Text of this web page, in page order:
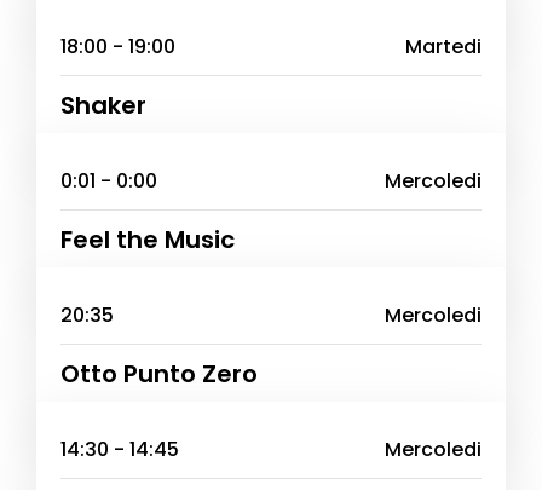
18:00 - 19:00 Martedi
Shaker
0:01 - 0:00 Mercoledi
Feel the Music
20:35 Mercoledi
Otto Punto Zero
14:30 - 14:45 Mercoledi